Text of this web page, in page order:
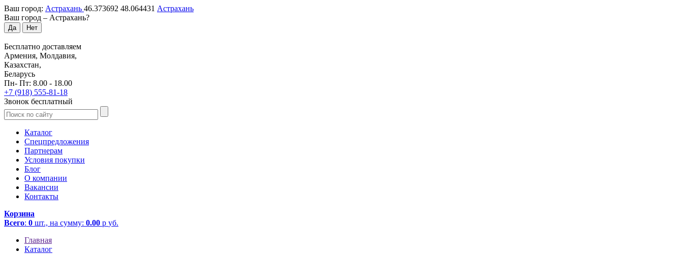
Ваш город: Астрахань 46.373692 48.064431 Астрахань
Ваш город – Астрахань?
Да Нет
Бесплатно доставляем
Армения, Молдавия,
Казахстан,
Беларусь
Пн- Пт: 8.00 - 18.00
+7 (918) 555-81-18
Звонок бесплатный
Каталог
Спецпредложения
Партнерам
Условия покупки
Блог
О компании
Вакансии
Контакты
Корзина
Всего: 0 шт., на сумму: 0.00 р уб.
Главная
Каталог